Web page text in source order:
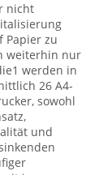
nicht
Papier zu
weiterhin nur
werden in
26 A4-
sowohl
und